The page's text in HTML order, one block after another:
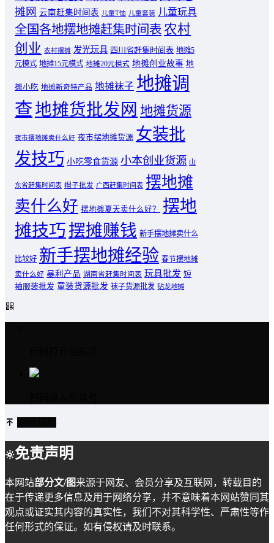
摊网 云南赶集时间表 儿童T恤 儿童套装 儿童玩具
全国各地摆地摊赶集时间表 农村
创业 农村摆摊 发光玩具 四川省赶集时间表 地摊5
元模式 地摊15元模式 地摊20元模式 地摊创业故事 地
摊小吃 地摊新奇特产品 地摊袜子 地摊调
查地摊货批发网 地摊货源
夜市摆地摊卖什么好 夜市摆地摊货源 女装批
发技巧 小吃零食货源 小本创业货源 山
东省赶集时间表 帽子批发 广西赶集时间表 摆地摊
卖什么好 摆地摊夏天卖什么好？
摆地
摊技巧摆摊赚钱 新手摆地摊卖什么
比较好 新手摆地摊经验 春节摆地摊
卖什么好 暴利产品 湖南省赶集时间表 玩具批发 短
袖服装批发 童装货源批发 袜子货源批发 钻龙地摊
免责声明
本网站部分文/图来源于网友、会员分享及互联网，转载目的
在于传递更多信息及用于网络分享，并不意味着本网站赞同其
观点或证实其内容的真实性，我们不对其科学性、严肃性等作
任何形式的保证。如有侵权请及时联系。